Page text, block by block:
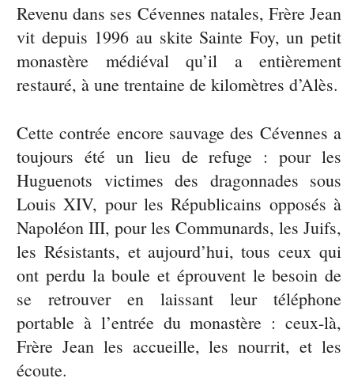
Revenu dans ses Cévennes natales, Frère Jean
vit depuis 1996 au skite Sainte Foy, un petit
monastère médiéval qu’il a entièrement
restauré, à une trentaine de kilomètres d’Alès.
Cette contrée encore sauvage des Cévennes a
toujours été un lieu de refuge : pour les
Huguenots victimes des dragonnades sous
Louis XIV, pour les Républicains opposés à
Napoléon III, pour les Communards, les Juifs,
les Résistants, et aujourd’hui, tous ceux qui
ont perdu la boule et éprouvent le besoin de
se retrouver en laissant leur téléphone
portable à l’entrée du monastère : ceux-là,
Frère Jean les accueille, les nourrit, et les
écoute.